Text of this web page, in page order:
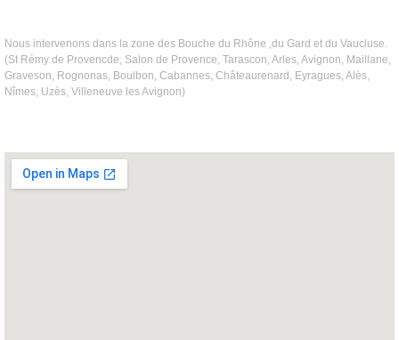
Nous intervenons dans la zone des Bouche du Rhône ,du Gard et du Vaucluse.
(St Rémy de Provencde, Salon de Provence, Tarascon, Arles, Avignon, Maillane,
Graveson, Rognonas, Boulbon, Cabannes, Châteaurenard, Eyragues, Alès,
Nîmes, Uzès, Villeneuve les Avignon)